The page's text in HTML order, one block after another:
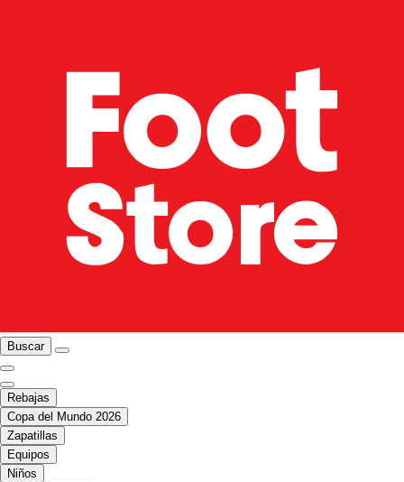
Buscar
Rebajas
Copa del Mundo 2026
Zapatillas
Equipos
Niños